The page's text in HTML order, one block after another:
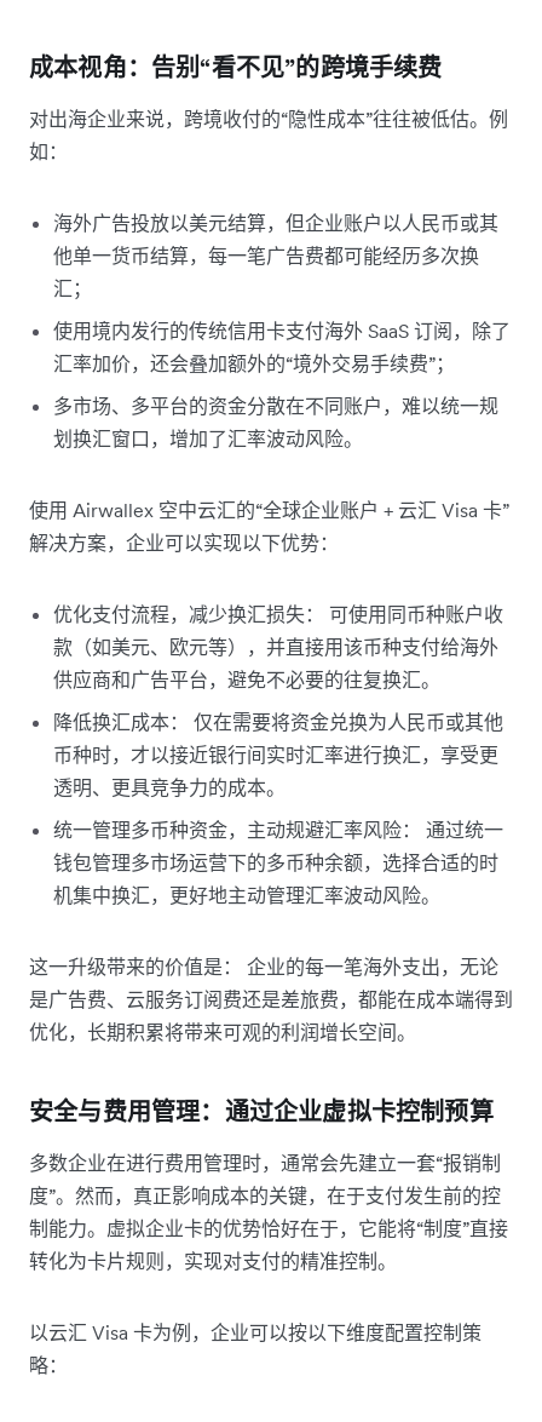
成本视角：告别“看不见”的跨境手续费
对出海企业来说，跨境收付的“隐性成本”往往被低估。例
如：
海外广告投放以美元结算，但企业账户以人民币或其
他单一货币结算，每一笔广告费都可能经历多次换
汇；
使用境内发行的传统信用卡支付海外 SaaS 订阅，除了
汇率加价，还会叠加额外的“境外交易手续费”；
多市场、多平台的资金分散在不同账户，难以统一规
划换汇窗口，增加了汇率波动风险。
使用 Airwallex 空中云汇的“全球企业账户 + 云汇 Visa 卡”
解决方案，企业可以实现以下优势：
优化支付流程，减少换汇损失： 可使用同币种账户收
款（如美元、欧元等），并直接用该币种支付给海外
供应商和广告平台，避免不必要的往复换汇。
降低换汇成本： 仅在需要将资金兑换为人民币或其他
币种时，才以接近银行间实时汇率进行换汇，享受更
透明、更具竞争力的成本。
统一管理多币种资金，主动规避汇率风险： 通过统一
钱包管理多市场运营下的多币种余额，选择合适的时
机集中换汇，更好地主动管理汇率波动风险。
这一升级带来的价值是： 企业的每一笔海外支出，无论
是广告费、云服务订阅费还是差旅费，都能在成本端得到
优化，长期积累将带来可观的利润增长空间。
安全与费用管理：通过企业虚拟卡控制预算
多数企业在进行费用管理时，通常会先建立一套“报销制
度”。然而，真正影响成本的关键，在于支付发生前的控
制能力。虚拟企业卡的优势恰好在于，它能将“制度”直接
转化为卡片规则，实现对支付的精准控制。
以云汇 Visa 卡为例，企业可以按以下维度配置控制策
略：